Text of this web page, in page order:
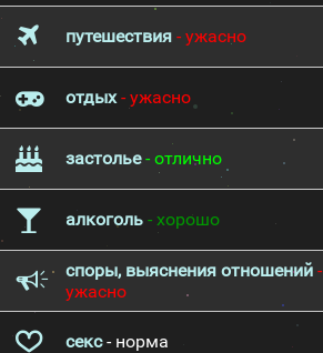
путешествия - ужасно
отдых- ужасно
застолье- отлично
алкоголь - хорошо
споры, выяснения отношений -
ужасно
секс- норма